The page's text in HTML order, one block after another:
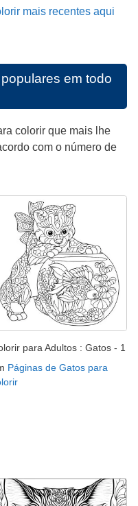
mais recentes aqui
em todo
colorir que mais lhe
com o número de
para Adultos : Gatos - 1
Páginas de Gatos para